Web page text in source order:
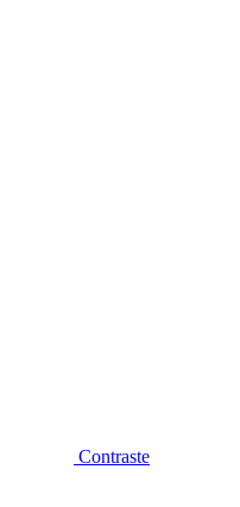
Contraste